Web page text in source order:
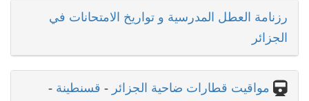
رزنامة العطل المدرسية و تواريخ الامتحانات في
الجزائر
مواقيت قطارات ضاحية الجزائر - قسنطينة -